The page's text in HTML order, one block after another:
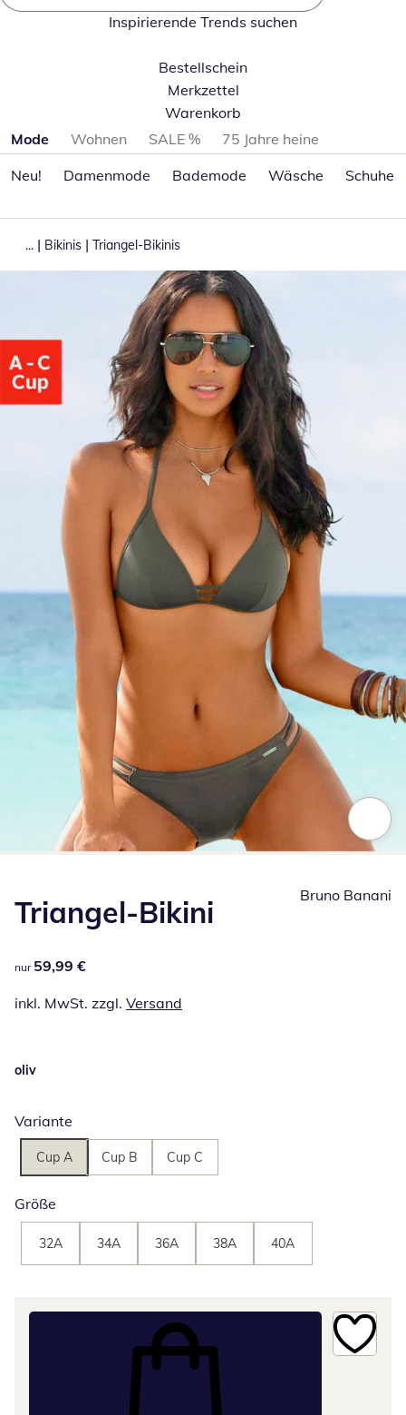
Inspirierende Trends suchen
Bestellschein
Merkzettel
Warenkorb
Produktkategorien überspringen
Mode Wohnen SALE %
75 Jahre heine
Neu!
Damenmode Bademode Wäsche Schuhe
... | Bikinis | Triangel-Bikinis
Triangel-Bikini
59,99 €
nur 59,99 €
inkl. MwSt. zzgl. Versand
Bruno Banani
oliv
Variante
Cup A Cup B Cup C
Größe
32A 34A 36A 38A 40A